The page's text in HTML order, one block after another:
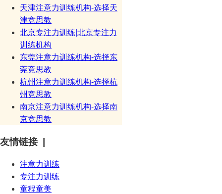
天津注意力训练机构-选择天
津竞思教
北京专注力训练|北京专注力
训练机构
东莞注意力训练机构-选择东
莞竞思教
杭州注意力训练机构-选择杭
州竞思教
南京注意力训练机构-选择南
京竞思教
友情链接 |
注意力训练
专注力训练
童程童美